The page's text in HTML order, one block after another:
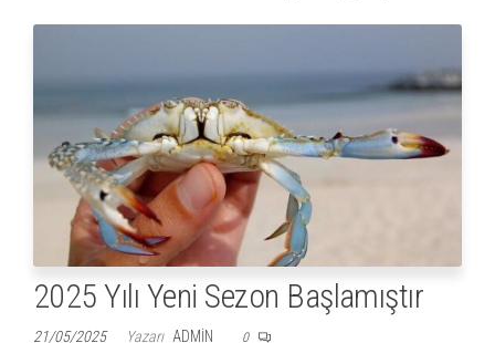
2025 Yılı Yeni Sezon Başlamıştır
21/05/2025 Yazarı ADMIN 0